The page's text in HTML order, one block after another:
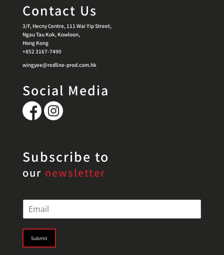
Contact Us
3/F, Hecny Centre, 111 Wai Yip Street,
Ngau Tau Kok, Kowloon,
Hong Kong
+852 3167-7490
wingyee@redline-prod.com.hk
Social Media
Subscribe to
our newsletter
E
m
l
Submit